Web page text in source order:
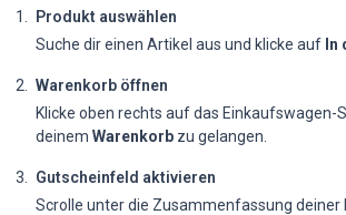
Produkt auswählen
Suche dir einen Artikel aus und klicke auf
Warenkorb öffnen
Klicke oben rechts auf das Einkaufswagen-
deinem Warenkorb zu gelangen.
Gutscheinfeld aktivieren
Scrolle unter die Zusammenfassung deiner